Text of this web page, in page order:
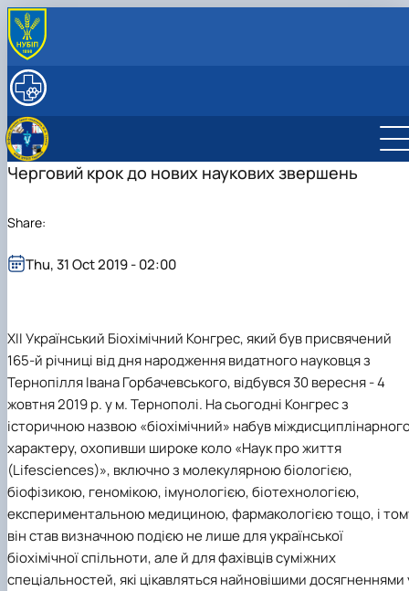
ABOUT
Structure
Contact Information
EDUCATION
Courses
INTERNATIONAL ACTIVITY
Черговий крок до нових наукових звершень
ХІІ Український Біохімічний Конгрес, який був присвячений
165-й річниці від дня народження видатного науковця з
Тернопілля Івана Горбачевського, відбувся 30 вересня - 4
жовтня 2019 р. у м. Тернополі. На сьогодні Конгрес з
історичною назвою «біохімічний» набув
характеру, охопивши широке коло «Наук про життя
(Lifesciences)», включно з молекулярною біологією,
біофізикою, геномікою, імунологією, біотехнологією,
експериментальною медициною, фармакологією тощо, і
він став визначною подією не лише для української
біохімічної спільноти, але й для фахівців суміжних
спеціальностей, які цікавляться найновішими досягненнями
Thu, 31 Oct 2019 - 02:00
Share: